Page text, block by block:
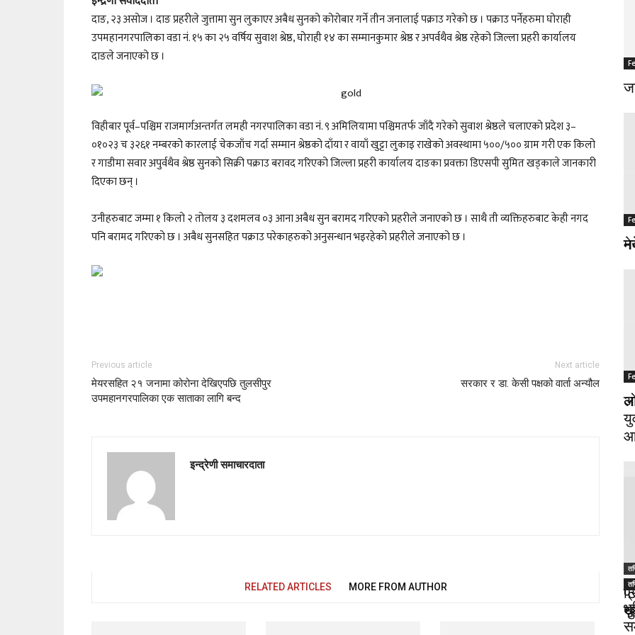
दाङ, २३ असोज । दाङ प्रहरीले जुत्तामा सुन लुकाएर अबैध सुनको कोरोबार गर्ने तीन जनालाई पक्राउ गरेको छ । पक्राउ पर्नेहरुमा घोराही
उपमहानगरपालिका वडा नं. १५ का २५ वर्षिय सुवाश श्रेष्ठ, घोराही १४ का सम्मानकुमार श्रेष्ठ र अपर्वथैव श्रेष्ठ रहेको जिल्ला प्रहरी कार्यालय
दाङले जनाएको छ ।
विहीबार पूर्व–पश्चिम राजमार्गअन्तर्गत लमही नगरपालिका वडा नं. ९ अमिलियामा पश्चिमतर्फ जाँदै गरेको सुवाश श्रेष्ठले चलाएको प्रदेश ३–
०१०२३ च ३२६१ नम्बरको कारलाई चेकजाँच गर्दा सम्मान श्रेष्ठको दाँया र वायाँ खुट्टा लुकाइ राखेको अवस्थामा ५००/५०० ग्राम गरी एक किलो
र गाडीमा सवार अपुर्वथैव श्रेष्ठ सुनको सिक्री पक्राउ बरावद गरिएको जिल्ला प्रहरी कार्यालय दाङका प्रवक्ता डिएसपी सुमित खड्काले जानकारी
दिएका छन् ।
उनीहरुबाट जम्मा १ किलो २ तोलय ३ दशमलव ०३ आना अबैध सुन बरामद गरिएको प्रहरीले जनाएको छ । साथै ती व्यक्तिहरुबाट केही नगद
पनि बरामद गरिएको छ । अबैध सुनसहित पक्राउ परेकाहरुको अनुसन्धान भइरहेको प्रहरीले जनाएको छ ।
Previous article
मेयरसहित २१ जनामा कोरोना देखिएपछि तुलसीपुर
उपमहानगरपालिका एक साताका लागि बन्द
Next article
सरकार र डा. केसी पक्षको वार्ता अन्यौल
इन्द्रेणी समाचारदाता
RELATED ARTICLES MORE FROM AUTHOR